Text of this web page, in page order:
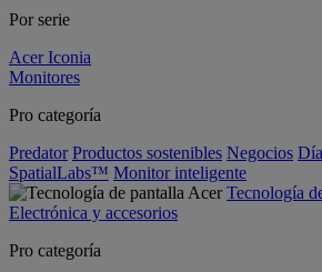
Por serie
Acer Iconia
Monitores
Pro categoría
Predator Productos sostenibles Negocios
SpatialLabs™ Monitor inteligente
Tecnología
Electrónica y accesorios
Pro categoría